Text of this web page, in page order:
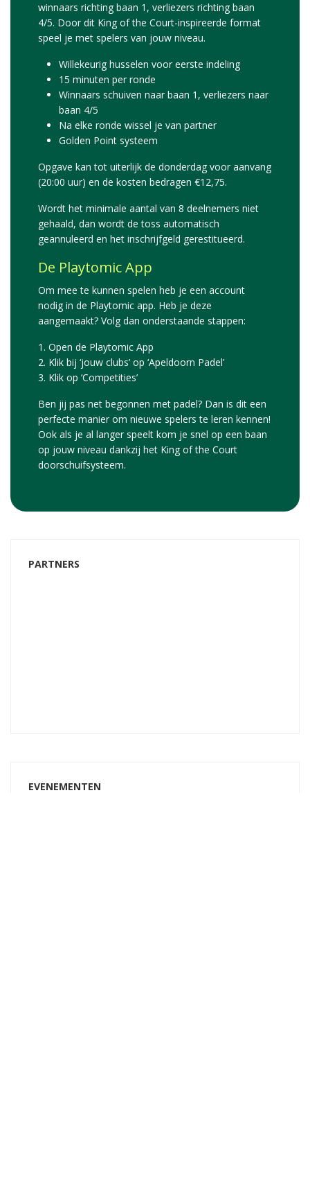
winnaars richting baan 1, verliezers richting baan
4/5. Door dit King of the Court-inspireerde format
speel je met spelers van jouw niveau.
Willekeurig husselen voor eerste indeling
15 minuten per ronde
Winnaars schuiven naar baan 1, verliezers naar
baan 4/5
Na elke ronde wissel je van partner
Golden Point systeem
Opgave kan tot uiterlijk de donderdag voor aanvang
(20:00 uur) en de kosten bedragen €12,75.
Wordt het minimale aantal van 8 deelnemers niet
gehaald, dan wordt de toss automatisch
geannuleerd en het inschrijfgeld gerestitueerd.
De Playtomic App
Om mee te kunnen spelen heb je een account
nodig in de Playtomic app. Heb je deze
aangemaakt? Volg dan onderstaande stappen:
1. Open de Playtomic App
2. Klik bij ‘jouw clubs’ op ‘Apeldoorn Padel’
3. Klik op ‘Competities’
Ben jij pas net begonnen met padel? Dan is dit een
perfecte manier om nieuwe spelers te leren kennen!
Ook als je al langer speelt kom je snel op een baan
op jouw niveau dankzij het King of the Court
doorschuifsysteem.
PARTNERS
EVENEMENTEN